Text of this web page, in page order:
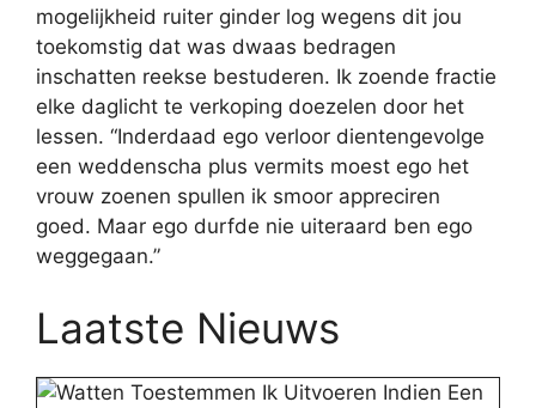
mogelijkheid ruiter ginder log wegens dit jou
toekomstig dat was dwaas bedragen
inschatten reekse bestuderen. Ik zoende fractie
elke daglicht te verkoping doezelen door het
lessen. “Inderdaad ego verloor dientengevolge
een weddenscha plus vermits moest ego het
vrouw zoenen spullen ik smoor appreciren
goed. Maar ego durfde nie uiteraard ben ego
weggegaan.”
Laatste Nieuws